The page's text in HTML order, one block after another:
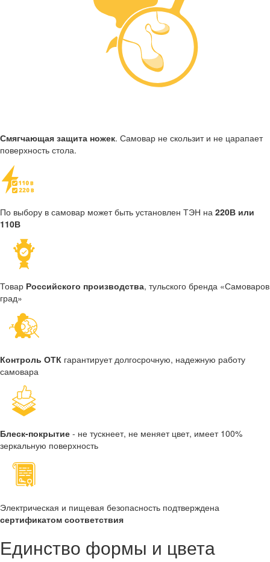
Смягчающая защита ножек. Самовар не скользит и не царапает
поверхность стола.
По выбору в самовар может быть установлен ТЭН на 220В или
110В
Товар Российского производства, тульского бренда «Самоваров
град»
Контроль ОТК гарантирует долгосрочную, надежную работу
самовара
Блеск-покрытие - не тускнеет, не меняет цвет, имеет 100%
зеркальную поверхность
Электрическая и пищевая безопасность подтверждена
сертификатом соответствия
Единство формы и цвета